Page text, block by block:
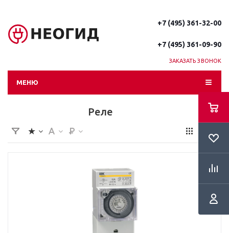
+7 (495) 361-32-00
+7 (495) 361-09-90
ЗАКАЗАТЬ ЗВОНОК
МЕНЮ
Реле